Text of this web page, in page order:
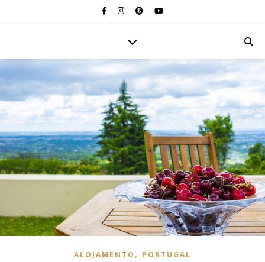
ALOJAMENTO , PORTUGAL